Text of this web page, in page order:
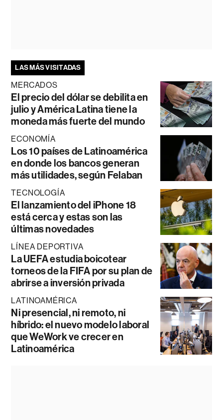
LAS MÁS VISITADAS
MERCADOS
El precio del dólar se debilita en
julio y América Latina tiene la
moneda más fuerte del mundo
ECONOMÍA
Los 10 países de Latinoamérica
en donde los bancos generan
más utilidades, según Felaban
TECNOLOGÍA
El lanzamiento del iPhone 18
está cerca y estas son las
últimas novedades
LÍNEA DEPORTIVA
La UEFA estudia boicotear
torneos de la FIFA por su plan de
abrirse a inversión privada
LATINOAMÉRICA
Ni presencial, ni remoto, ni
híbrido: el nuevo modelo laboral
que WeWork ve crecer en
Latinoamérica